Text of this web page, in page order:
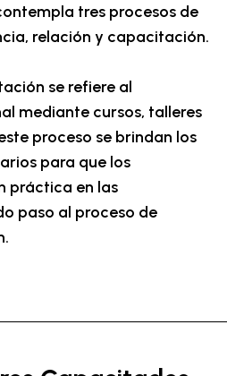
tres procesos de
relación y capacitación.
se refiere al
mediante cursos, talleres
proceso se brindan los
para que los
práctica en las
paso al proceso de